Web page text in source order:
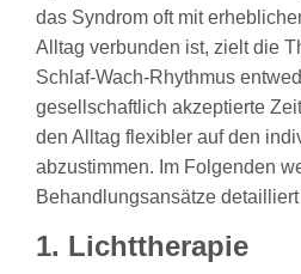
das Syndrom oft mit
Alltag verbunden ist, zielt die
Schlaf-Wach-Rhythmus
gesellschaftlich akzeptierte
den Alltag flexibler auf den
abzustimmen. Im Folgenden
Behandlungsansätze
1. Lichttherapie